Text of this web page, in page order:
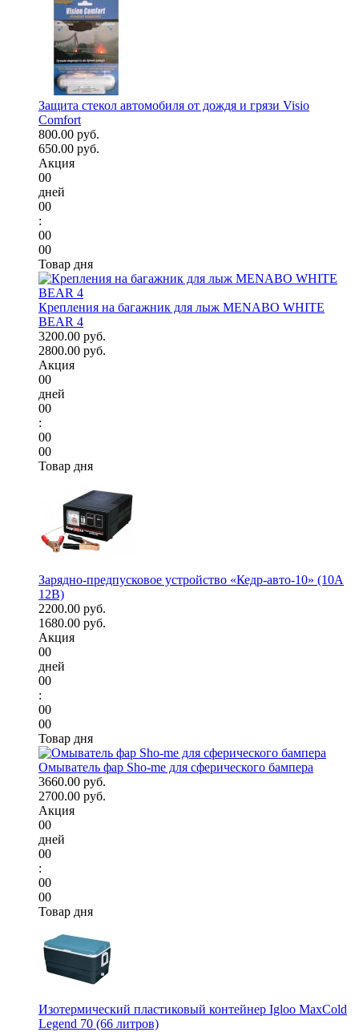
Защита стекол автомобиля от дождя и грязи Visio
Comfort
800.00 руб.
650.00 руб.
Акция
00
дней
00
:
00
00
Товар дня
Крепления на багажник для лыж MENABO WHITE
BEAR 4
3200.00 руб.
2800.00 руб.
Акция
00
дней
00
:
00
00
Товар дня
Зарядно-предпусковое устройство «Кедр-авто-10» (10A
12В)
2200.00 руб.
1680.00 руб.
Акция
00
дней
00
:
00
00
Товар дня
Омыватель фар Sho-me для сферического бампера
3660.00 руб.
2700.00 руб.
Акция
00
дней
00
:
00
00
Товар дня
Изотермический пластиковый контейнер Igloo MaxCold
Legend 70 (66 литров)